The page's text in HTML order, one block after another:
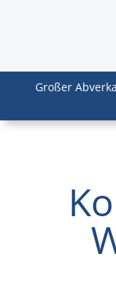
Großer